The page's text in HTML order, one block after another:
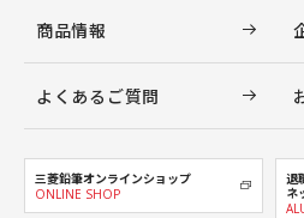
商品情報
よくあるご質問
三菱鉛筆オンラインショップ
ONLINE SHOP
退
ネ